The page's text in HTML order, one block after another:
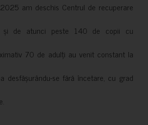
am deschis Centrul de recuperare
și de atunci peste 140 de copii cu
70 de adulți au venit constant la
desfășurându-se fără încetare, cu grad